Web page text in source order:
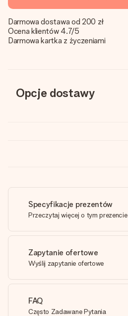
Darmowa dostawa od 200 zł
Ocena klientów 4.7/5
Darmowa kartka z życzeniami
Opcje dostawy
Specyfikacje prezentów
Przeczytaj więcej o tym prezencie
Zapytanie ofertowe
Wyślij zapytanie ofertowe
FAQ
Często Zadawane Pytania